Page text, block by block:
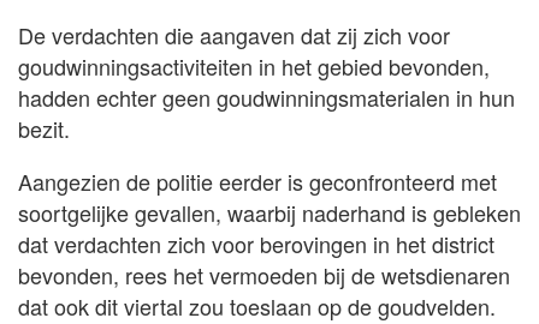
De verdachten die aangaven dat zij zich voor
goudwinningsactiviteiten in het gebied bevonden,
hadden echter geen goudwinningsmaterialen in hun
bezit.
Aangezien de politie eerder is geconfronteerd met
soortgelijke gevallen, waarbij naderhand is gebleken
dat verdachten zich voor berovingen in het district
bevonden, rees het vermoeden bij de wetsdienaren
dat ook dit viertal zou toeslaan op de goudvelden.